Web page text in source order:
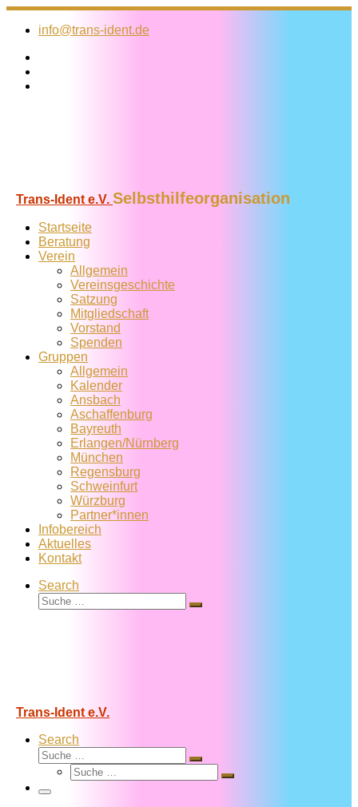
Zum
Inhalt
info@trans-ident.de
Trans-Ident e.V. Selbsthilfeorganisation
Startseite
Beratung
Verein
Allgemein
Vereins­geschichte
Satzung
Mitglied­schaft
Vorstand
Spenden
Gruppen
Allgemein
Kalender
Ansbach
Aschaffenburg
Bayreuth
Erlangen/Nürnberg
München
Regensburg
Schweinfurt
Würzburg
Partner*innen
Infobereich
Aktuelles
Kontakt
Search
Suche
Suche
Trans-Ident e.V.
Search
Suche
Suche
Suche
Suche
Menü